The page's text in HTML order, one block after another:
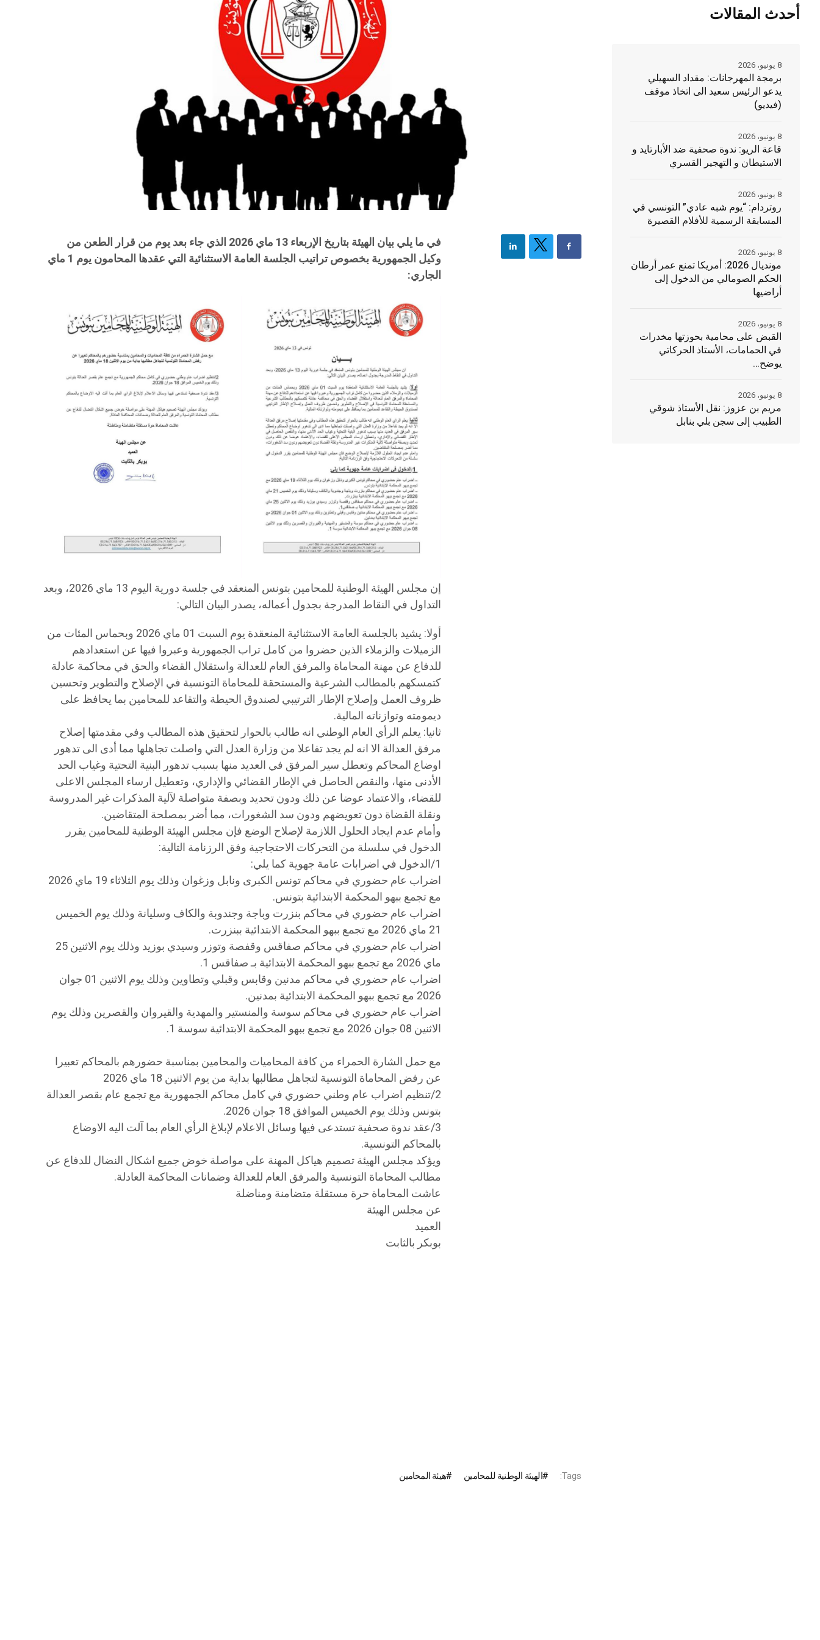
في ما يلي بيان الهيئة بتاريخ الإربعاء 13 ماي 2026 الذي جاء بعد يوم من قرار الطعن من
وكيل الجمهورية بخصوص تراتيب الجلسة العامة الاستثنائية التي عقدها المحامون يوم 1 ماي
الجاري:
​إن مجلس الهيئة الوطنية للمحامين بتونس المنعقد في جلسة دورية اليوم 13 ماي 2026، وبعد
التداول في النقاط المدرجة بجدول أعماله، يصدر البيان التالي:
​أولا: يشيد بالجلسة العامة الاستثنائية المنعقدة يوم السبت 01 ماي 2026 وبحماس المئات من
الزميلات والزملاء الذين حضروا من كامل تراب الجمهورية وعبروا فيها عن استعدادهم
للدفاع عن مهنة المحاماة والمرفق العام للعدالة واستقلال القضاء والحق في محاكمة عادلة
كتمسكهم بالمطالب الشرعية والمستحقة للمحاماة التونسية في الإصلاح والتطوير وتحسين
ظروف العمل وإصلاح الإطار الترتيبي لصندوق الحيطة والتقاعد للمحامين بما يحافظ على
ديمومته وتوازناته المالية.
​ثانيا: يعلم الرأي العام الوطني انه طالب بالحوار لتحقيق هذه المطالب وفي مقدمتها إصلاح
مرفق العدالة الا انه لم يجد تفاعلا من وزارة العدل التي واصلت تجاهلها مما أدى الى تدهور
اوضاع المحاكم وتعطل سير المرفق في العديد منها بسبب تدهور البنية التحتية وغياب الحد
الأدنى منها، والنقص الحاصل في الإطار القضائي والإداري، وتعطيل ارساء المجلس الاعلى
للقضاء، والاعتماد عوضا عن ذلك ودون تحديد وبصفة متواصلة لآلية المذكرات غير المدروسة
ونقلة القضاة دون تعويضهم ودون سد الشغورات، مما أضر بمصلحة المتقاضين.
​وأمام عدم ايجاد الحلول اللازمة لإصلاح الوضع فإن مجلس الهيئة الوطنية للمحامين يقرر
الدخول في سلسلة من التحركات الاحتجاجية وفق الرزنامة التالية:
​1/الدخول في اضرابات عامة جهوية كما يلي:
​اضراب عام حضوري في محاكم تونس الكبرى ونابل وزغوان وذلك يوم الثلاثاء 19 ماي 2026
مع تجمع ببهو المحكمة الابتدائية بتونس.
​اضراب عام حضوري في محاكم بنزرت وباجة وجندوبة والكاف وسليانة وذلك يوم الخميس
21 ماي 2026 مع تجمع ببهو المحكمة الابتدائية ببنزرت.
​اضراب عام حضوري في محاكم صفاقس وقفصة وتوزر وسيدي بوزيد وذلك يوم الاثنين 25
ماي 2026 مع تجمع ببهو المحكمة الابتدائية بـ صفاقس 1.
​اضراب عام حضوري في محاكم مدنين وقابس وقبلي وتطاوين وذلك يوم الاثنين 01 جوان
2026 مع تجمع ببهو المحكمة الابتدائية بمدنين.
​اضراب عام حضوري في محاكم سوسة والمنستير والمهدية والقيروان والقصرين وذلك يوم
الاثنين 08 جوان 2026 مع تجمع ببهو المحكمة الابتدائية سوسة 1.
​مع حمل الشارة الحمراء من كافة المحاميات والمحامين بمناسبة حضورهم بالمحاكم تعبيرا
عن رفض المحاماة التونسية لتجاهل مطالبها بداية من يوم الاثنين 18 ماي 2026
​2/تنظيم اضراب عام وطني حضوري في كامل محاكم الجمهورية مع تجمع عام بقصر العدالة
بتونس وذلك يوم الخميس الموافق 18 جوان 2026.
​3/عقد ندوة صحفية تستدعى فيها وسائل الاعلام لإبلاغ الرأي العام بما آلت اليه الاوضاع
بالمحاكم التونسية.
​ويؤكد مجلس الهيئة تصميم هياكل المهنة على مواصلة خوض جميع اشكال النضال للدفاع عن
مطالب المحاماة التونسية والمرفق العام للعدالة وضمانات المحاكمة العادلة.
​عاشت المحاماة حرة مستقلة متضامنة ومناضلة
​عن مجلس الهيئة
العميد
بوبكر بالثابت
Tags: الهيئة الوطنية للمحامين هيئة المحامين
أحدث المقالات
برمجة المهرجانات: مقداد السهيلي
يدعو الرئيس سعيد الى اتخاذ موقف
(فيديو)
8 يونيو، 2026
قاعة الريو: ندوة صحفية ضد الأبارتايد و
الاستيطان و التهجير القسري
8 يونيو، 2026
روتردام: “يوم شبه عادي” التونسي في
المسابقة الرسمية للأفلام القصيرة
8 يونيو، 2026
مونديال 2026: أمريكا تمنع عمر أرطان
الحكم الصومالي من الدخول إلى
أراضيها
8 يونيو، 2026
القبض على محامية بحوزتها مخدرات
في الحمامات، الأستاذ الحركاتي
يوضح…
8 يونيو، 2026
مريم بن عزوز: نقل الأستاذ شوقي
الطبيب إلى سجن بلي بنابل
8 يونيو، 2026